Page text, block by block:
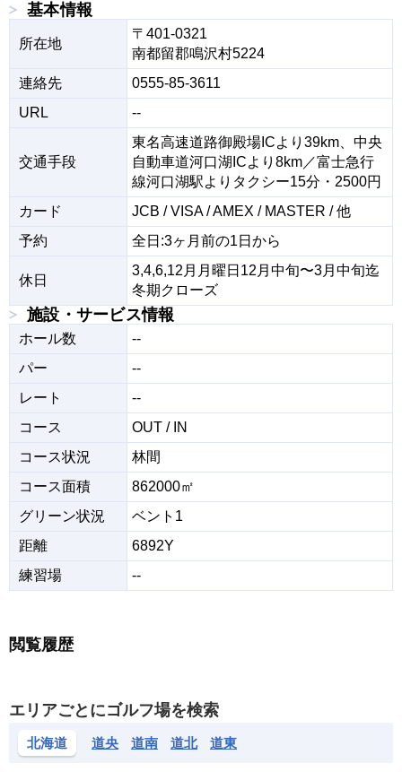
基本情報
所在地
〒401-0321
南都留郡鳴沢村5224
連絡先
0555-85-3611
URL
--
交通手段
東名高速道路御殿場ICより39km、中央
自動車道河口湖ICより8km／富士急行
線河口湖駅よりタクシー15分・2500円
カード
JCB / VISA / AMEX / MASTER / 他
予約
全日:3ヶ月前の1日から
休日
3,4,6,12月月曜日12月中旬〜3月中旬迄
冬期クローズ
施設・サービス情報
ホール数
--
パー
--
レート
--
コース
OUT / IN
コース状況
林間
コース面積
862000㎡
グリーン状況
ベント1
距離
6892Y
練習場
--
閲覧履歴
エリアごとにゴルフ場を検索
北海道 道央 道南 道北 道東